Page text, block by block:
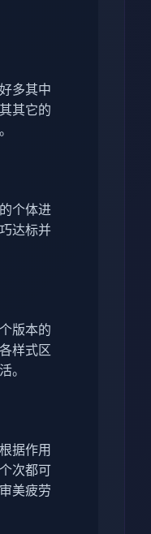
多其中
其它的
个体进
达标并
版本的
样式区
。
据作用
次都可
美疲劳